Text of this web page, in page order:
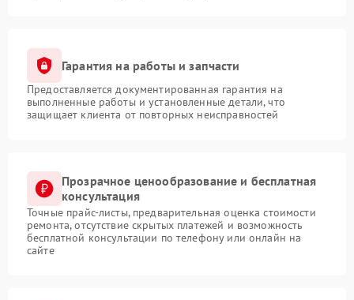
Гарантия на работы и запчасти
Предоставляется документированная гарантия на
выполненные работы и установленные детали, что
защищает клиента от повторных неисправностей
Прозрачное ценообразование и бесплатная
консультация
Точные прайс-листы, предварительная оценка стоимости
ремонта, отсутствие скрытых платежей и возможность
бесплатной консультации по телефону или онлайн на
сайте